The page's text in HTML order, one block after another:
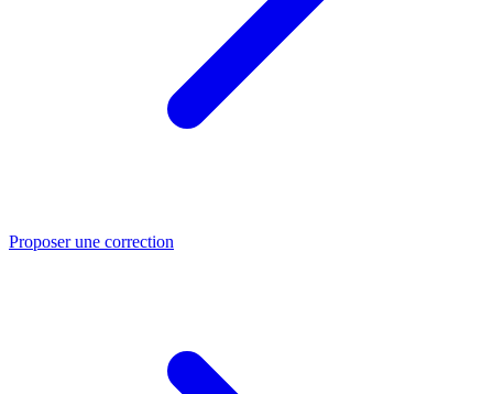
Proposer une correction